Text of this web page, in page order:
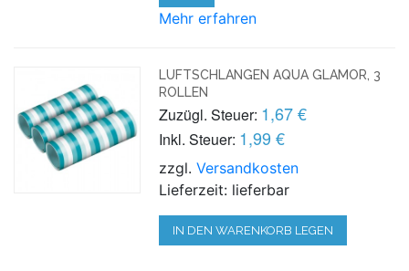
Mehr erfahren
LUFTSCHLANGEN AQUA GLAMOR, 3
ROLLEN
Zuzügl. Steuer: 1,67 €
Inkl. Steuer: 1,99 €
zzgl.Versandkosten
Lieferzeit: lieferbar
IN DEN WARENKORB LEGEN